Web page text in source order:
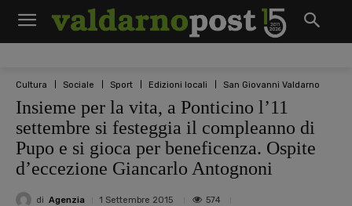
Cultura Sociale Sport Edizioni locali San Giovanni Valdarno
Insieme per la vita, a Ponticino l’11
settembre si festeggia il compleanno di
Pupo e si gioca per beneficenza. Ospite
d’eccezione Giancarlo Antognoni
di Agenzia 1 Settembre 2015 574